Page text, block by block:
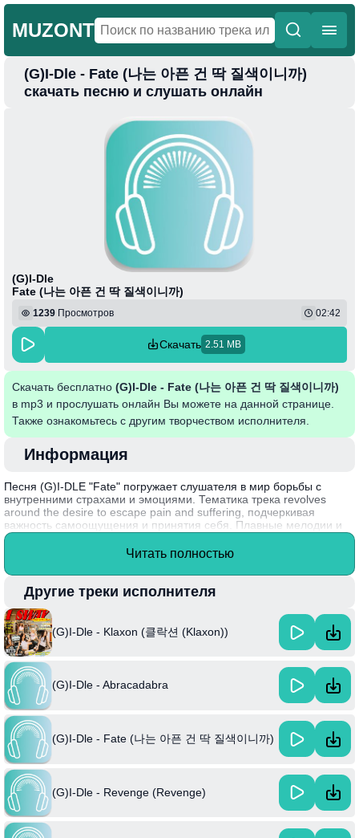
MUZONT
Главная
(G)I-Dle - Fate (나는 아픈 건 딱 질색이니까)
скачать песню и слушать онлайн
(G)I-Dle
Fate (나는 아픈 건 딱 질색이니까)
1239 Просмотров 02:42
Скачать 2.51 MB
Скачать бесплатно (G)I-Dle - Fate (나는 아픈 건 딱 질색이니까)
в mp3 и прослушать онлайн Вы можете на данной странице.
Также ознакомьтесь с другим творчеством исполнителя.
Информация
Песня (G)I-DLE "Fate" погружает слушателя в мир борьбы с
внутренними страхами и эмоциями. Тематика трека revolves
around the desire to escape pain and suffering, подчеркивая
важность самоощущения и принятия себя. Плавные мелодии и
мощный вокал создают атмосферу, где каждый может найти
поддержку в своих переживаниях, создавая ощущение близости и
Интересный факт: "Fate" была написана в сотрудничестве с
участниками группы, которые активно участвуют в создании своей
музыки, что подчеркивает их творческую независимость и
оригинальность в K-pop индустрии.
Читать полностью
Другие треки исполнителя
(G)I-Dle - Klaxon (클락션 (Klaxon))
(G)I-Dle - Abracadabra
(G)I-Dle - Fate (나는 아픈 건 딱 질색이니까)
(G)I-Dle - Revenge (Revenge)